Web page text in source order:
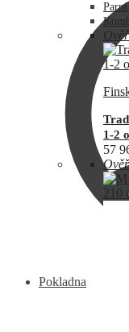
Pokladna
Parní
1-2
57